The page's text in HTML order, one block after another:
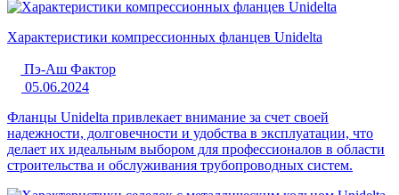
Характеристики компрессионных фланцев Unidelta
Пэ-Аш Фактор
05.06.2024
Фланцы Unidelta привлекает внимание за счет своей
надежности, долговечности и удобства в эксплуатации, что
делает их идеальным выбором для профессионалов в области
строительства и обслуживания трубопроводных систем.